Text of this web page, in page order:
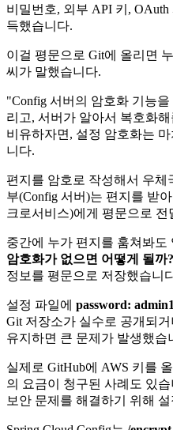
비밀번호, 외부 API 키,
득했습니다.
이걸 평문으로 Git에 올리면
씨가 말했습니다.
"Config 서버의 암호화 기능
리고, 서버가 알아서 복호화
비유하자면, 설정 암호화는
니다.
편지를 암호로 작성해서 우체
부(Config 서버)는 편지를 받
크로서비스)에게 평문으로 전
중간에 누가 편지를 훔쳐봐
암호화가 없으면 어떻게 될까?
정보를 평문으로 저장했습니
설정 파일에 password:
Git 저장소가 실수로 공개되
유지하면 큰 문제가 발생했습
실제로 GitHub에 AWS 키를
의 요금이 청구된 사례도 있습
보안 문제를 해결하기 위해